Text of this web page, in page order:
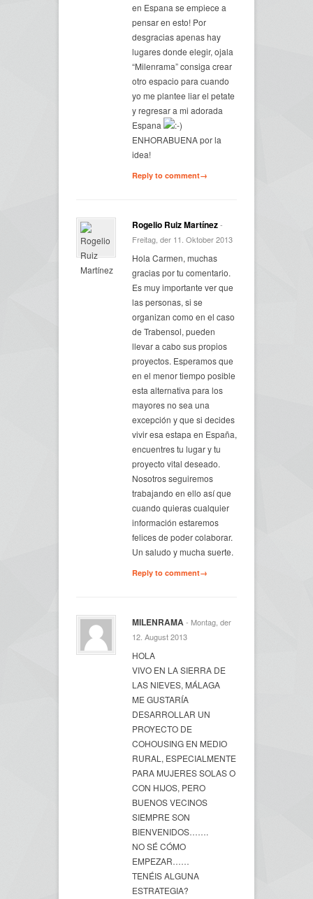
en Espana se empiece a
pensar en esto! Por
desgracias apenas hay
lugares donde elegir, ojala
“Milenrama” consiga crear
otro espacio para cuando
yo me plantee liar el petate
y regresar a mi adorada
Espana
ENHORABUENA por la
idea!
Reply to comment→
Rogelio Ruiz Martínez-
Freitag, der 11. Oktober 2013
Hola Carmen, muchas
gracias por tu comentario.
Es muy importante ver que
las personas, si se
organizan como en el caso
de Trabensol, pueden
llevar a cabo sus propios
proyectos. Esperamos que
en el menor tiempo posible
esta alternativa para los
mayores no sea una
excepción y que si decides
vivir esa estapa en España,
encuentres tu lugar y tu
proyecto vital deseado.
Nosotros seguiremos
trabajando en ello así que
cuando quieras cualquier
información estaremos
felices de poder colaborar.
Un saludo y mucha suerte.
Reply to comment→
MILENRAMA- Montag, der
12. August 2013
HOLA
VIVO EN LA SIERRA DE
LAS NIEVES, MÁLAGA
ME GUSTARÍA
DESARROLLAR UN
PROYECTO DE
COHOUSING EN MEDIO
RURAL, ESPECIALMENTE
PARA MUJERES SOLAS O
CON HIJOS, PERO
BUENOS VECINOS
SIEMPRE SON
BIENVENIDOS…….
NO SÉ CÓMO
EMPEZAR……
TENÉIS ALGUNA
ESTRATEGIA?